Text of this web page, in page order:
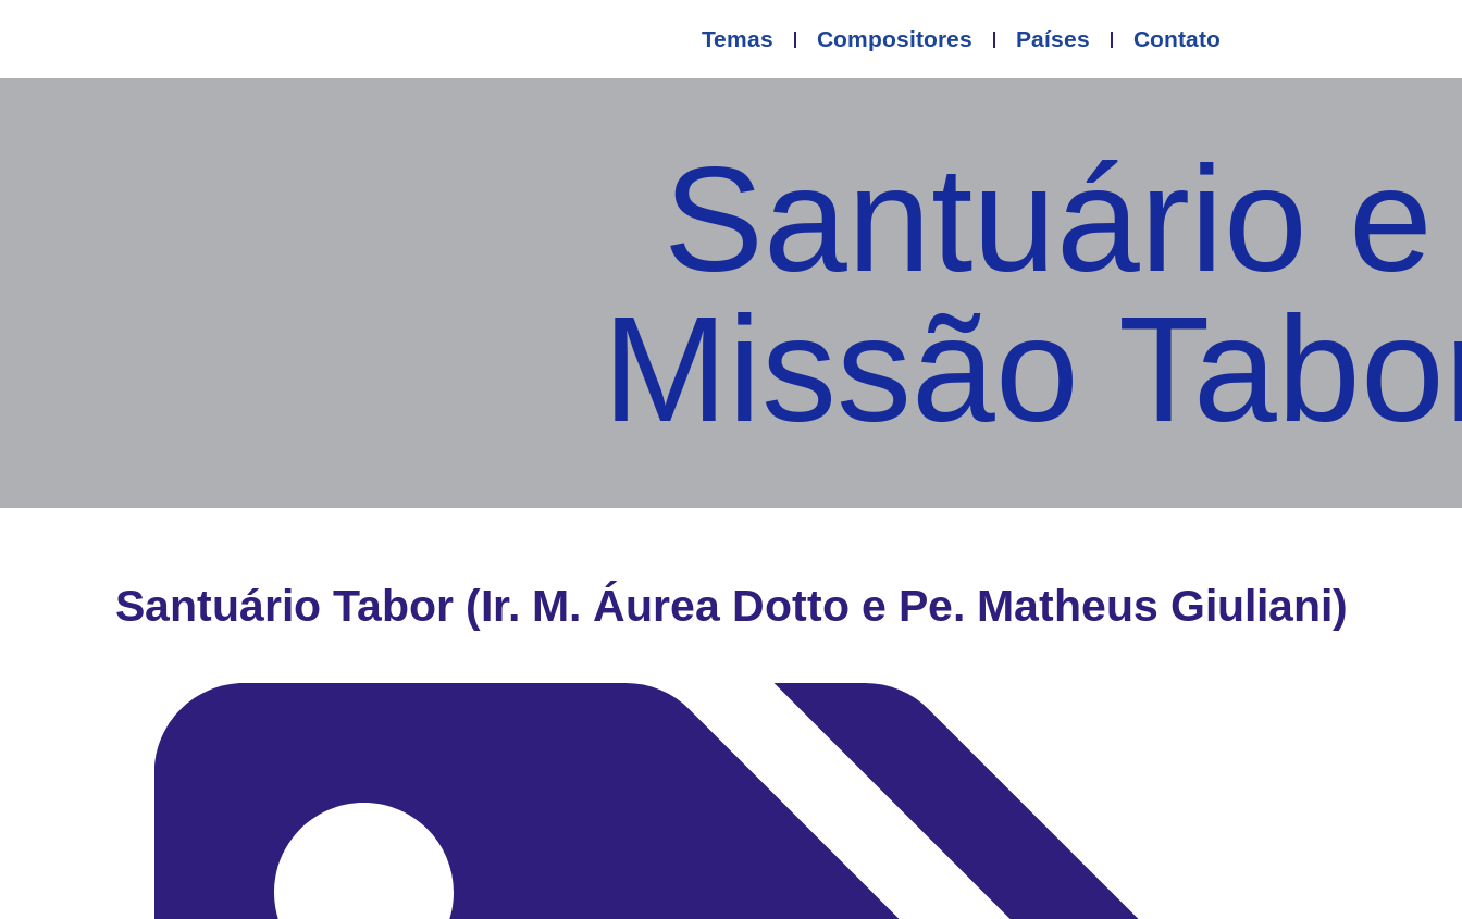
Temas Compositores Países Contato
Santuário e
Missão
Santuário Tabor (Ir. M. Áurea Dotto e Pe. Matheus Giuliani)